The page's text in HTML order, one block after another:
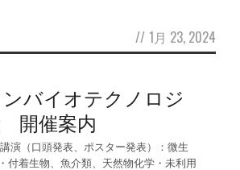
// 1月 23, 2024
バイオテクノロジ
開催案内
演（口頭発表、ポスター発表）：微生
付着生物、魚介類、天然物化学・未利用